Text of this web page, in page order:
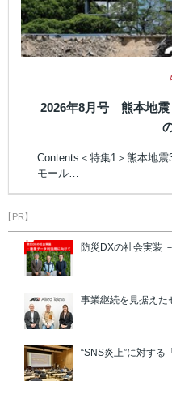
2026年8月号 熊本地震
Contents＜特集1＞熊本地
モール…
【PR】
防災DXの社会実装
事業継続を見据えた
“SNS炎上”に対する